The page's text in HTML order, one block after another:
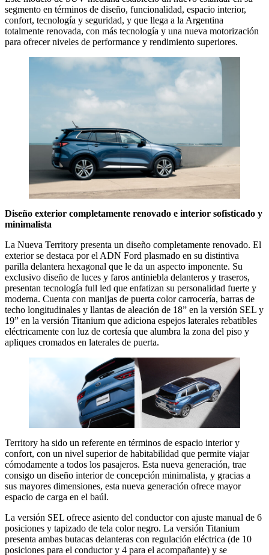
segmento en términos de diseño, funcionalidad, espacio interior,
confort, tecnología y seguridad, y que llega a la Argentina
totalmente renovada, con más tecnología y una nueva motorización
para ofrecer niveles de performance y rendimiento superiores.
Diseño exterior completamente renovado e interior sofisticado y
minimalista
La Nueva Territory presenta un diseño completamente renovado. El
exterior se destaca por el ADN Ford plasmado en su distintiva
parilla delantera hexagonal que le da un aspecto imponente. Su
exclusivo diseño de luces y faros antiniebla delanteros y traseros,
presentan tecnología full led que enfatizan su personalidad fuerte y
moderna. Cuenta con manijas de puerta color carrocería, barras de
techo longitudinales y llantas de aleación de 18” en la versión SEL y
19” en la versión Titanium que adiciona espejos laterales rebatibles
eléctricamente con luz de cortesía que alumbra la zona del piso y
apliques cromados en laterales de puerta.
Territory ha sido un referente en términos de espacio interior y
confort, con un nivel superior de habitabilidad que permite viajar
cómodamente a todos los pasajeros. Esta nueva generación, trae
consigo un diseño interior de concepción minimalista, y gracias a
sus mayores dimensiones, esta nueva generación ofrece mayor
espacio de carga en el baúl.
La versión SEL ofrece asiento del conductor con ajuste manual de 6
posiciones y tapizado de tela color negro. La versión Titanium
presenta ambas butacas delanteras con regulación eléctrica (de 10
posiciones para el conductor y 4 para el acompañante) y se